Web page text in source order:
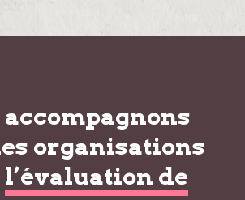
accompagnons
organisations
l’évaluation de